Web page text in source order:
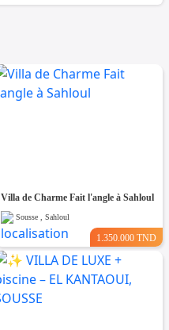
Villa de Charme Fait l'angle à Sahloul
Sousse , Sahloul
1.350.000 TND